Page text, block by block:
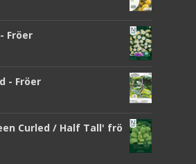
Fröer
- Fröer
Curled / Half Tall' frö